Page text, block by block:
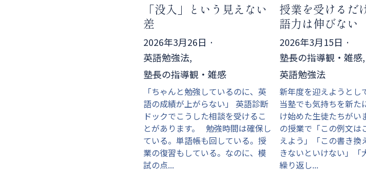
「没入」という見えない
差
2026年3月26日 ·
英語勉強法,
塾長の指導観・雑感
「ちゃんと勉強しているのに、英
語の成績が上がらない」 英語診断
ドックでこうした相談を受けるこ
とがあります。 勉強時間は確保し
ている。単語帳も回している。授
業の復習もしている。なのに、模
試の点...
授業を受けるだ
語力は伸びない
2026年3月15日 ·
塾長の指導観・雑感,
英語勉強法
新年度を迎えようとし
当塾でも気持ちを新た
け始めた生徒たちが
の授業で「この例文は
えよう」「この書き換
きないといけない」「
繰り返し...